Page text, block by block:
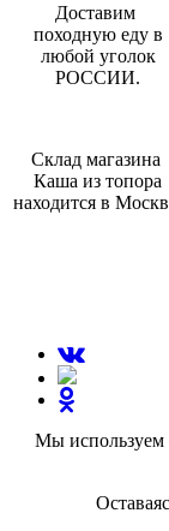
Доставим
походную еду в
любой уголок
РОССИИ.
Склад магазина
Каша из топора
находится в
Мы